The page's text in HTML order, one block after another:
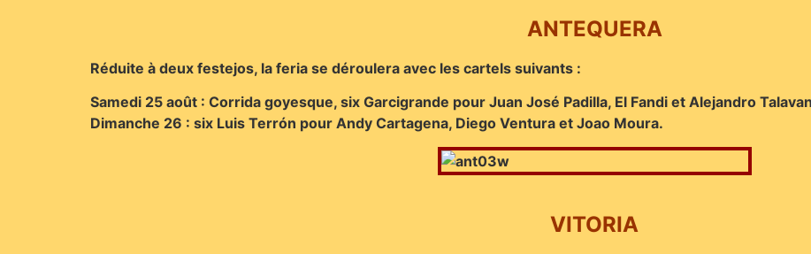
ANTEQUERA
Réduite à deux festejos, la feria se déroulera avec les cartels suivants :
Samedi 25 août : Corrida goyesque, six Garcigrande pour Juan José Padilla, El Fandi et Alejandro
Dimanche 26 : six Luis Terrón pour Andy Cartagena, Diego Ventura et Joao Moura.
VITORIA